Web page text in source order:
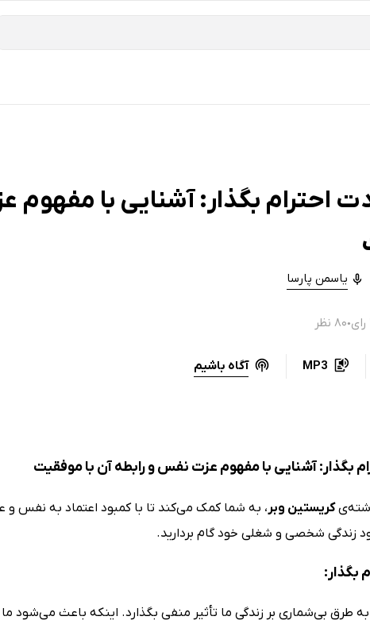
احترام بگذار: آشنایی با
یاسمن پارسا
● ۸۰ نظر
MP3 آگاه باشیم
بگذار: آشنایی با مفهوم عزت نفس و رابطه آن با موفقیت
کریستین وبر، به شما کمک می‌کند تا با کمبود اعتماد به نفس و
زندگی شخصی و شغلی خود گام بردارید.
بگذار:
طرق بی‌شماری بر زندگی ما تأثیر منفی بگذارد. اینکه باعث می‌شود